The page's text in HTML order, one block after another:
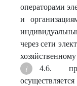
операторами
и
через сети
4.6.